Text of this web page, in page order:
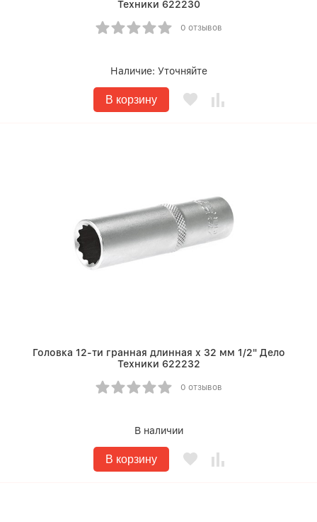
Техники 622230
0 отзывов
Наличие: Уточняйте
В корзину
Головка 12-ти гранная длинная х 32 мм 1/2" Дело
Техники 622232
0 отзывов
В наличии
В корзину